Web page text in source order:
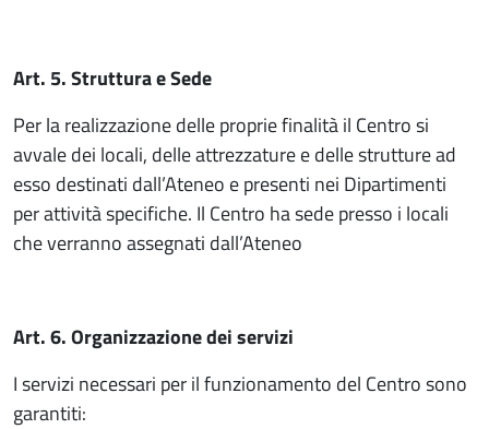
Art. 5. Struttura e Sede
Per la realizzazione delle proprie finalità il Centro si
avvale dei locali, delle attrezzature e delle strutture ad
esso destinati dall’Ateneo e presenti nei Dipartimenti
per attività specifiche. Il Centro ha sede presso i locali
che verranno assegnati dall’Ateneo
Art. 6. Organizzazione dei servizi
I servizi necessari per il funzionamento del Centro sono
garantiti: